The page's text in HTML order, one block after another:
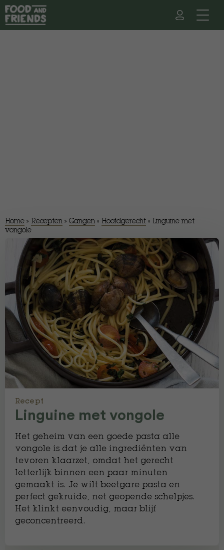
Home » Recepten » Gangen » Hoofdgerecht » Linguine met
vongole
Recept
Linguine met vongole
Het geheim van een goede pasta alle
vongole is dat je alle ingrediënten van
tevoren klaarzet, omdat het gerecht
letterlijk binnen een paar minuten
gemaakt is. Je wilt beetgare pasta en
perfect gekruide, net geopende schelpjes.
Het klinkt eenvoudig, maar blijf
geconcentreerd.